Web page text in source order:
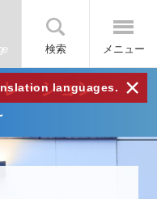
検索 メニュー
languages. ×
ーション